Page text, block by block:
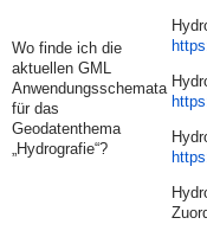
Wo finde ich die
aktuellen GML
Anwendungsschemata
für das
Geodatenthema
„Hydrografie“?